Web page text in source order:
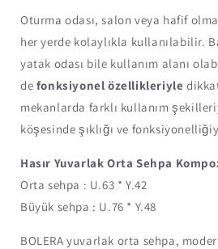
Oturma odası, salon veya hafif
her yerde kolaylıkla kullanılabilir.
yatak odası bile kullanım alanı
de fonksiyonel özellikleriyle
mekanlarda farklı kullanım
köşesinde şıklığı ve
Hasır Yuvarlak Orta Sehpa
Orta sehpa : U.63 * Y.42
Büyük sehpa : U.76 * Y.48
BOLERA yuvarlak orta sehpa,